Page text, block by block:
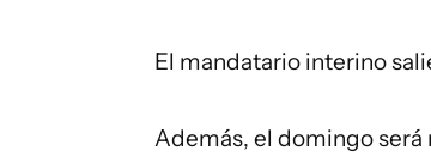
El mandatario interino
Además, el domingo